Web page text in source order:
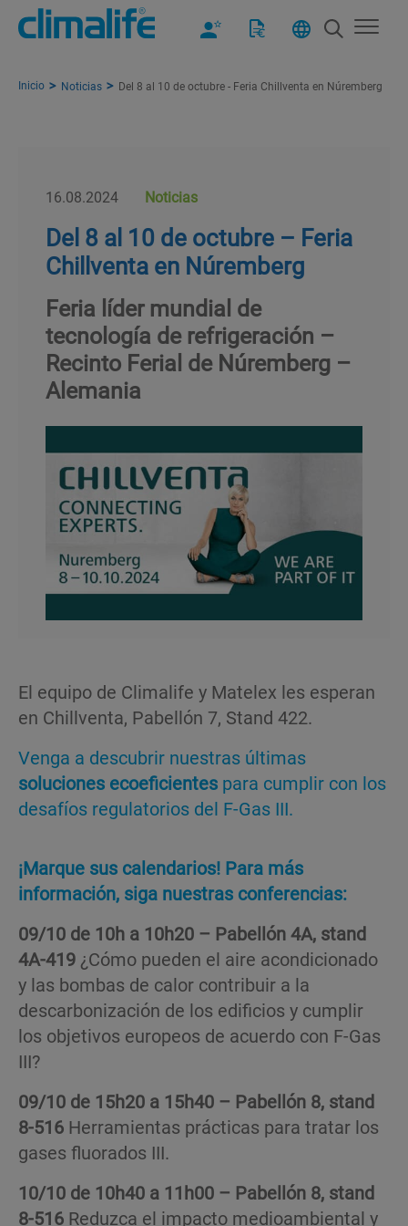
Inicio Noticias Del 8 al 10 de octubre - Feria Chillventa en Núremberg
16.08.2024 Noticias
Del 8 al 10 de octubre – Feria
Chillventa en Núremberg
Feria líder mundial de
tecnología de refrigeración –
Recinto Ferial de Núremberg –
Alemania
El equipo de Climalife y Matelex les esperan
en Chillventa, Pabellón 7, Stand 422.
Venga a descubrir nuestras últimas
soluciones ecoeficientes para cumplir con los
desafíos regulatorios del F-Gas III.
¡Marque sus calendarios! Para más
información, siga nuestras conferencias:
09/10 de 10h a 10h20 – Pabellón 4A, stand
4A-419 ¿Cómo pueden el aire acondicionado
y las bombas de calor contribuir a la
descarbonización de los edificios y cumplir
los objetivos europeos de acuerdo con F-Gas
III?
09/10 de 15h20 a 15h40 – Pabellón 8, stand
8-516 Herramientas prácticas para tratar los
gases fluorados III.​
10/10 de 10h40 a 11h00 – Pabellón 8, stand
8-516 Reduzca el impacto medioambiental y